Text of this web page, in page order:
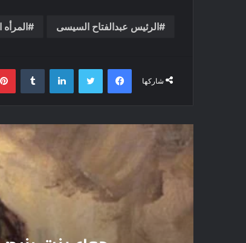
الرئيس عبدالفتاح السيسى المرأه
شاركها
فيسبوك تويتر لينكدإن
العباية: قطعة